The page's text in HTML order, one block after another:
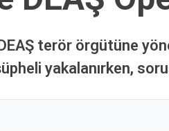
terör örgütüne
yakalanırken,